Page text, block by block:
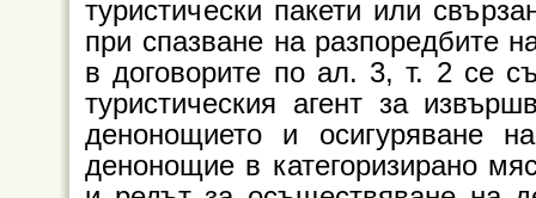
туристически пакети или
при спазване на разпоредбите
в договорите по ал. 3, т. 2 се
туристическия агент за
денонощието и осигуряване
денонощие в категоризирано